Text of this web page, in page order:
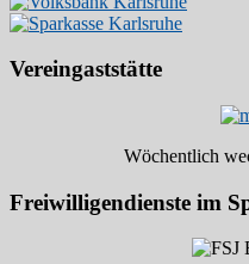
Vereingaststätte
Wöchentlich
Freiwilligendienste im